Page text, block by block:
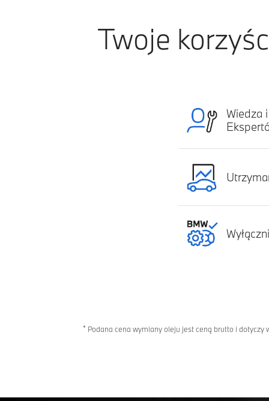
Twoje
Wiedza
* Podana cena wymiany oleju jest ceną brutto i